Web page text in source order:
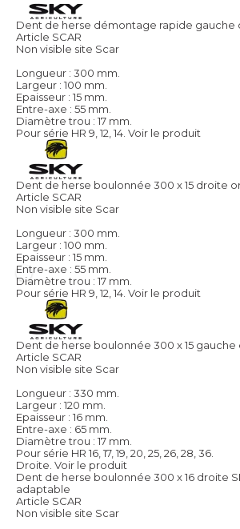
Dent de herse démontage rapide gauche
Article SCAR
Non visible site Scar
Longueur : 300 mm.
Largeur : 100 mm.
Epaisseur : 15 mm.
Entre-axe : 55 mm.
Diamètre trou : 17 mm.
Pour série HR 9, 12, 14. Voir le produit
Dent de herse boulonnée 300 x 15 droite
Article SCAR
Non visible site Scar
Longueur : 300 mm.
Largeur : 100 mm.
Epaisseur : 15 mm.
Entre-axe : 55 mm.
Diamètre trou : 17 mm.
Pour série HR 9, 12, 14. Voir le produit
Dent de herse boulonnée 300 x 15 gauche
Article SCAR
Non visible site Scar
Longueur : 330 mm.
Largeur : 120 mm.
Epaisseur : 16 mm.
Entre-axe : 65 mm.
Diamètre trou : 17 mm.
Pour série HR 16, 17, 19, 20, 25, 26, 28, 36.
Droite. Voir le produit
Dent de herse boulonnée 300 x 16 droite
adaptable
Article SCAR
Non visible site Scar